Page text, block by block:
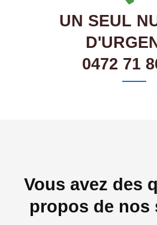
UN SEUL
0472 71
Vous avez des
propos de nos